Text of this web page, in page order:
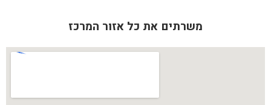
משרתים את כל אזור המרכז